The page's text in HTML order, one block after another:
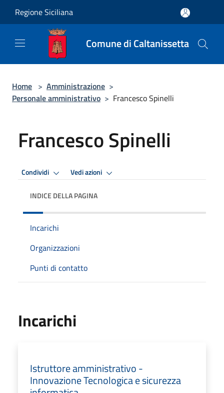
Regione Siciliana
Comune di Caltanissetta
Home > Amministrazione >
Personale amministrativo > Francesco Spinelli
Francesco Spinelli
Condividi Vedi azioni
INDICE DELLA PAGINA
Incarichi
Organizzazioni
Punti di contatto
Incarichi
Istruttore amministrativo -
Innovazione Tecnologica e sicurezza